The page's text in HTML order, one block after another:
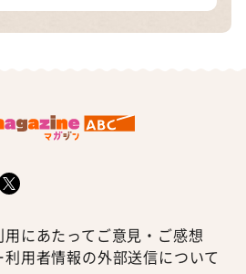
にあたって ご意見・ご感想
利用者情報の外部送信について